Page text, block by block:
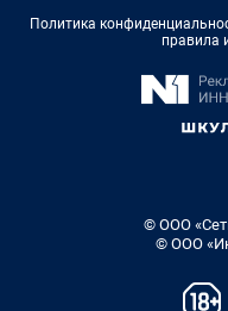
Политика
правила
© ООО
© ООО